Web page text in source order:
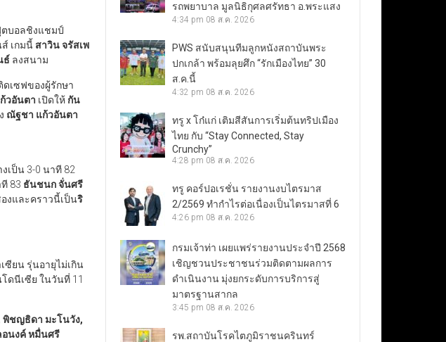
ตบอลชิงแชมป์
เกมนี้ สาวิน จรัสเพ
ธ์ ลงสนาม
ดเซฟของผู้รักษา
วอันตา เปิดให้ กัน
ณัฐชา แก้วอันตา
เป็น 3-0 นาที 82
83 ธันชนก จั่นศรี
งและคราวนี้เป็นริ
ยน รุ่นอายุไม่เกิน
ดนีเซีย ในวันที่ 11
พิชญธิดา มะโนวัง,
นงค์ หมื่นศรี
รถพยาบาล มูลนิธิกุศลศรัทธา อ.พระแสง
4:34 pm 08 ส.ค. 2026
PWS สนับสนุนทีมลูกหนังสถาบันพระ
ปกเกล้า พร้อมลุยศึก “รักเมืองไทย” 30
ส.ค.นี้
4:32 pm 08 ส.ค. 2026
ทรู x โก๋แก่ เติมสีสันการเริ่มต้นทริปเมือง
ไทย กับ “Stay Connected, Stay
Crunchy”
4:28 pm 08 ส.ค. 2026
ทรู คอร์ปอเรชั่น รายงานงบไตรมาส
2/2569 ทำกำไรต่อเนื่องเป็นไตรมาสที่ 6
4:26 pm 08 ส.ค. 2026
กรมเจ้าท่า เผยแพร่รายงานประจำปี 2568
เชิญชวนประชาชนร่วมติดตามผลการ
ดำเนินงาน มุ่งยกระดับการบริการสู่
มาตรฐานสากล
3:45 pm 08 ส.ค. 2026
รพ.สถาบันโรคไตภูมิราชนครินทร์